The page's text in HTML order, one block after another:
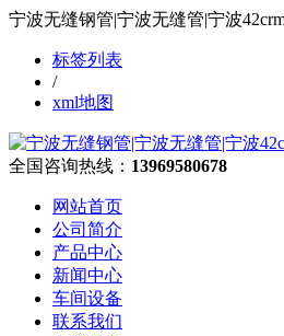
宁波无缝钢管|宁波无缝管|宁波
标签列表
/
xml地图
全国咨询热线： 13969580678
网站首页
公司简介
产品中心
新闻中心
车间设备
联系我们